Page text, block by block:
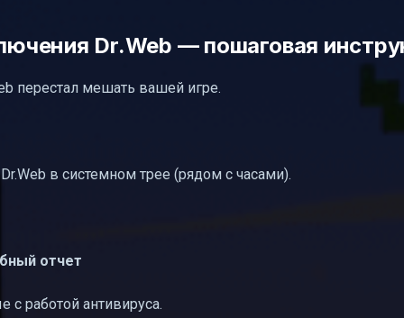
Dr.Web — пошаговая
перестал мешать вашей игре.
в системном трее (рядом с часами).
отчет
с работой антивируса.